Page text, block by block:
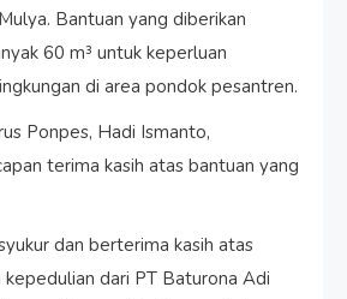
Bantuan yang diberikan
60 m³ untuk keperluan
di area pondok pesantren.
Ponpes, Hadi Ismanto,
terima kasih atas bantuan yang
dan berterima kasih atas
kepedulian dari PT Baturona Adi